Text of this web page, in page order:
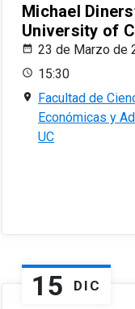
Michael
University of
23 de Marzo de
15:30
Facultad de
Económicas y
UC
15 DIC